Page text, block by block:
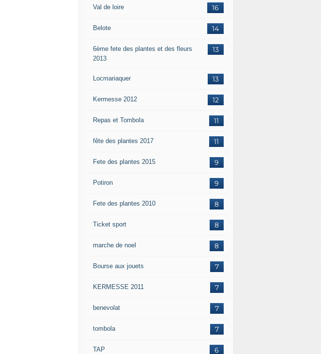
16
Val de loire
14
Belote
13
6ème fete des plantes et des fleurs
2013
13
Locmariaquer
12
Kermesse 2012
11
Repas et Tombola
11
fête des plantes 2017
9
Fete des plantes 2015
9
Potiron
8
Fete des plantes 2010
8
Ticket sport
8
marche de noel
7
Bourse aux jouets
7
KERMESSE 2011
7
benevolat
7
tombola
6
TAP